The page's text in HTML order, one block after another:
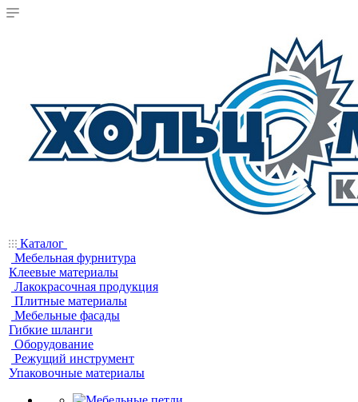
Каталог
Мебельная фурнитура
Клеевые материалы
Лакокрасочная продукция
Плитные материалы
Мебельные фасады
Гибкие шланги
Оборудование
Режущий инструмент
Упаковочные материалы